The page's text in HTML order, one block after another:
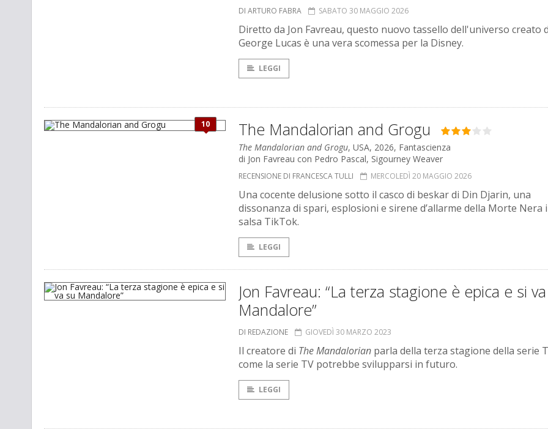
DI ARTURO FABRA SABATO 30 MAGGIO 2026
Diretto da Jon Favreau, questo nuovo tassello dell'universo creato
George Lucas è una vera scomessa per la Disney.
LEGGI
10 The Mandalorian and Grogu
The Mandalorian and Grogu, USA, 2026, Fantascienza
di Jon Favreau con Pedro Pascal, Sigourney Weaver
RECENSIONE DI FRANCESCA TULLI MERCOLEDÌ 20 MAGGIO 2026
Una cocente delusione sotto il casco di beskar di Din Djarin, una
dissonanza di spari, esplosioni e sirene d’allarme della Morte Nera
salsa TikTok.
LEGGI
Jon Favreau: “La terza stagione è epica e si
Mandalore”
DI REDAZIONE GIOVEDÌ 30 MARZO 2023
Il creatore di The Mandalorian parla della terza stagione della serie
come la serie TV potrebbe svilupparsi in futuro.
LEGGI